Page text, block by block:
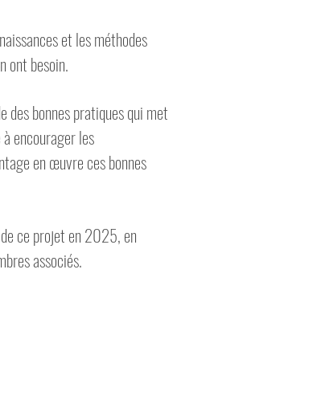
et les méthodes
ont besoin.
des bonnes pratiques qui met
encourager les
en œuvre ces bonnes
ce projet en 2025, en
associés.